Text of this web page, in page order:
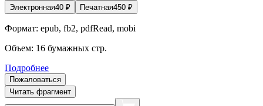
Электронная40 ₽ Печатная450 ₽
Формат: epub, fb2, pdfRead, mobi
Объем: 16 бумажных стр.
Подробнее
Пожаловаться
Читать фрагмент